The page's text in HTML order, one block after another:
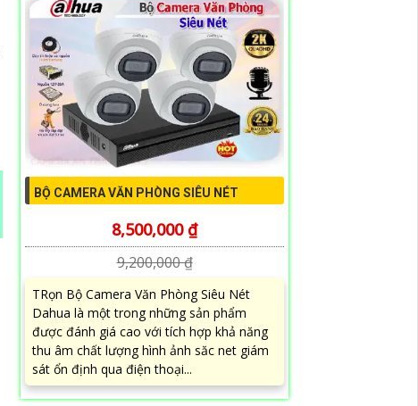
BỘ CAMERA VĂN PHÒNG SIÊU NÉT
8,500,000 ₫
9,200,000 ₫
TRọn Bộ Camera Văn Phòng Siêu Nét
Dahua là một trong những sản phẩm
được đánh giá cao với tích hợp khả năng
thu âm chất lượng hình ảnh săc net giám
sát ổn định qua điện thoại...